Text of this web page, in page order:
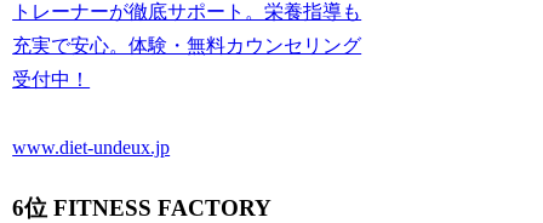
トレーナーが徹底サポート。栄養指導も
充実で安心。体験・無料カウンセリング
受付中！
www.diet-undeux.jp
6位 FITNESS FACTORY